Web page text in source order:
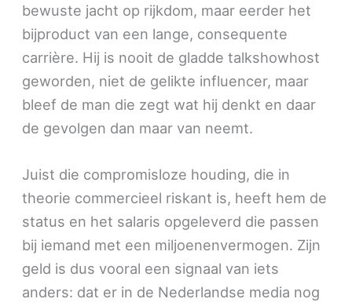
bewuste jacht op rijkdom, maar eerder het
bijproduct van een lange, consequente
carrière. Hij is nooit de gladde talkshowhost
geworden, niet de gelikte influencer, maar
bleef de man die zegt wat hij denkt en daar
de gevolgen dan maar van neemt.
Juist die compromisloze houding, die in
theorie commercieel riskant is, heeft hem de
status en het salaris opgeleverd die passen
bij iemand met een miljoenenvermogen. Zijn
geld is dus vooral een signaal van iets
anders: dat er in de Nederlandse media nog